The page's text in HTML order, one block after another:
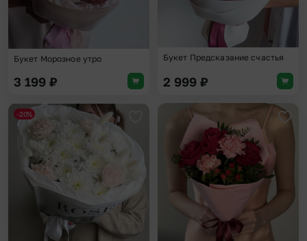
Букет Морозное утро
3 199 ₽
Букет Предсказание счастья
2 999 ₽
Добавить в избранное
-20%